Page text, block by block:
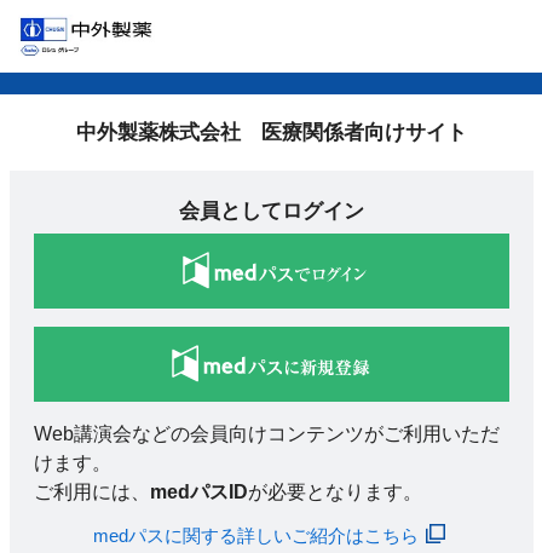
中外製薬株式会社 医療関係者向けサイト
会員としてログイン
Web講演会などの会員向けコンテンツがご利用いただ
けます。
ご利用には、 medパスIDが必要となります。
medパスに関する詳しいご紹介はこちら